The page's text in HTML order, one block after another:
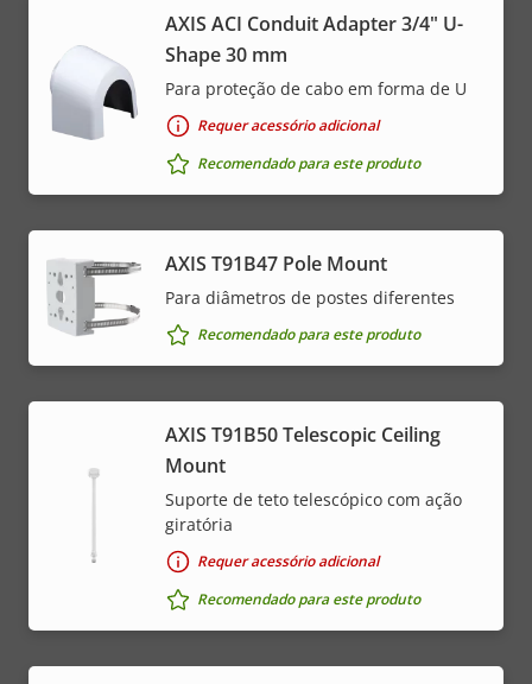
AXIS ACI Conduit Adapter 3/4" U-
Shape 30 mm
Para proteção de cabo em forma de U
Requer acessório adicional
Recomendado para este produto
AXIS T91B47 Pole Mount
Para diâmetros de postes diferentes
Recomendado para este produto
AXIS T91B50 Telescopic Ceiling
Mount
Suporte de teto telescópico com ação
giratória
Requer acessório adicional
Recomendado para este produto